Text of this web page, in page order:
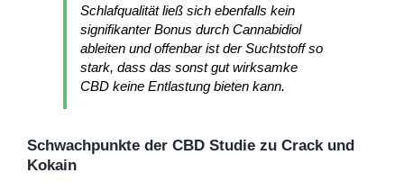
Schlafqualität ließ sich ebenfalls kein
signifikanter Bonus durch Cannabidiol
ableiten und offenbar ist der Suchtstoff so
stark, dass das sonst gut wirksamke
CBD keine Entlastung bieten kann.
Schwachpunkte der CBD Studie zu Crack und
Kokain